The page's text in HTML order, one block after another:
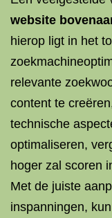
website
hierop ligt in het
relevante
content te
technische
optimaliseren,
hoger zal scoren
Met de juiste
inspanningen,